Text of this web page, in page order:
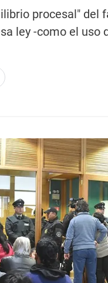
procesal"
ley -como el